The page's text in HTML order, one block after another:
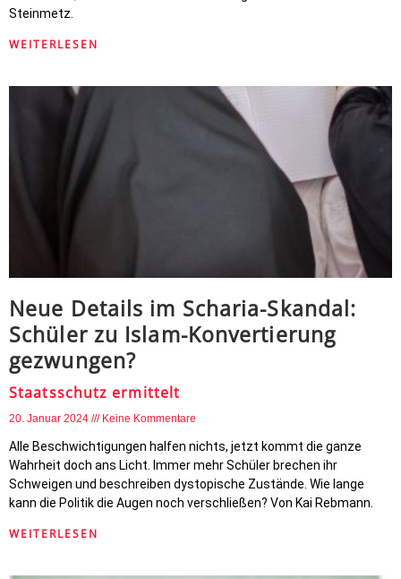
Steinmetz.
WEITERLESEN
Neue Details im Scharia-Skandal:
Schüler zu Islam-Konvertierung
gezwungen?
Staatsschutz ermittelt
20. Januar 2024 Keine Kommentare
Alle Beschwichtigungen halfen nichts, jetzt kommt die ganze
Wahrheit doch ans Licht. Immer mehr Schüler brechen ihr
Schweigen und beschreiben dystopische Zustände. Wie lange
kann die Politik die Augen noch verschließen? Von Kai Rebmann.
WEITERLESEN